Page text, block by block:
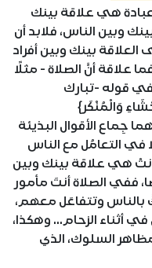
هي علاقة بينك
وبين الناس، فلابد أن
بينك وبين أفراد
علاقة أنَّ الصلاة - مثلًا
قوله -تبارك
وَالْمُنْكَر}
هما جِماع الأقوال البذيئة
في التعامُل مع الناس
هي علاقة بينك وبين
ففي الصلاة أنتَ مأمور
بالناس وتتفاعَل معهم،
أثناء الزحام... وهكذا،
السلوك، الذي